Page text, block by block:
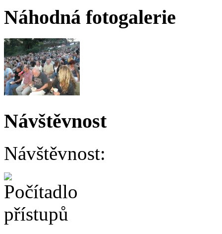
Náhodná fotogalerie
Návštěvnost
Návštěvnost: